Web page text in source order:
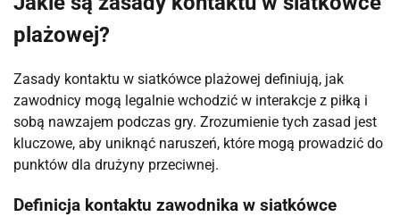
plażowej?
Zasady kontaktu w siatkówce plażowej definiują, jak
zawodnicy mogą legalnie wchodzić w interakcje z piłką i
sobą nawzajem podczas gry. Zrozumienie tych zasad jest
kluczowe, aby uniknąć naruszeń, które mogą prowadzić do
punktów dla drużyny przeciwnej.
Definicja kontaktu zawodnika w siatkówce